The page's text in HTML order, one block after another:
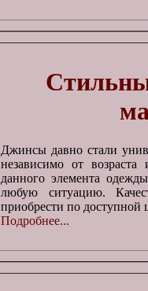
Джинсы давно стали
независимо от
данного элемента
любую ситуацию.
приобрести по доступной
Подробнее...